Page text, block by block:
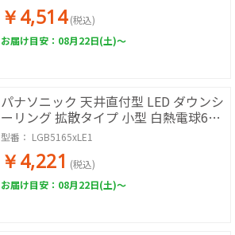
￥4,514 (税込)
お届け目安：08月22日(土)～
パナソニック 天井直付型 LED ダウンシ
ーリング 拡散タイプ 小型 白熱電球60
形1灯器具相当
型番： LGB5165xLE1
￥4,221 (税込)
お届け目安：08月22日(土)～